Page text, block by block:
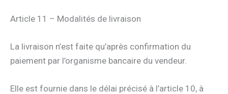
Article 11 – Modalités de livraison
La livraison n’est faite qu’après confirmation du
paiement par l’organisme bancaire du vendeur.
Elle est fournie dans le délai précisé à l’article 10, à